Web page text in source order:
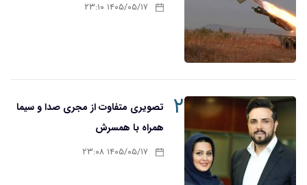
۱۴۰۵/۰۵/۱۷ ۲۳:۱۰
۲
تصویری متفاوت از مجری صدا و سیما
همراه با همسرش
۱۴۰۵/۰۵/۱۷ ۲۳:۰۸